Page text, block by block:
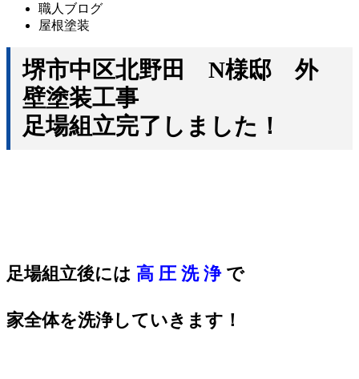
職人ブログ
屋根塗装
堺市中区北野田 N様邸 外
壁塗装工事
足場組立完了しました！
足場組立後には 高 圧 洗 浄 で
家全体を洗浄していきます！